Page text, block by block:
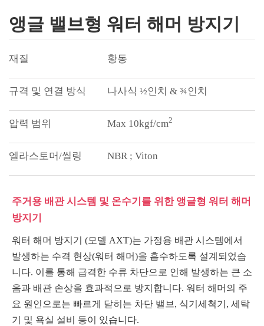
앵글 밸브형 워터 해머 방지기
황동
나사식 ½인치 & ¾인치
Max 10kgf/cm2
NBR ; Viton
주거용 배관 시스템 및 온수기를 위한 앵글형 워터 해머
방지기
워터 해머 방지기 (모델 AXT)는 가정용 배관 시스템에서
발생하는 수격 현상(워터 해머)을 흡수하도록 설계되었습
니다. 이를 통해 급격한 수류 차단으로 인해 발생하는 큰 소
음과 배관 손상을 효과적으로 방지합니다. 워터 해머의 주
요 원인으로는 빠르게 닫히는 차단 밸브, 식기세척기, 세탁
기 및 욕실 설비 등이 있습니다.